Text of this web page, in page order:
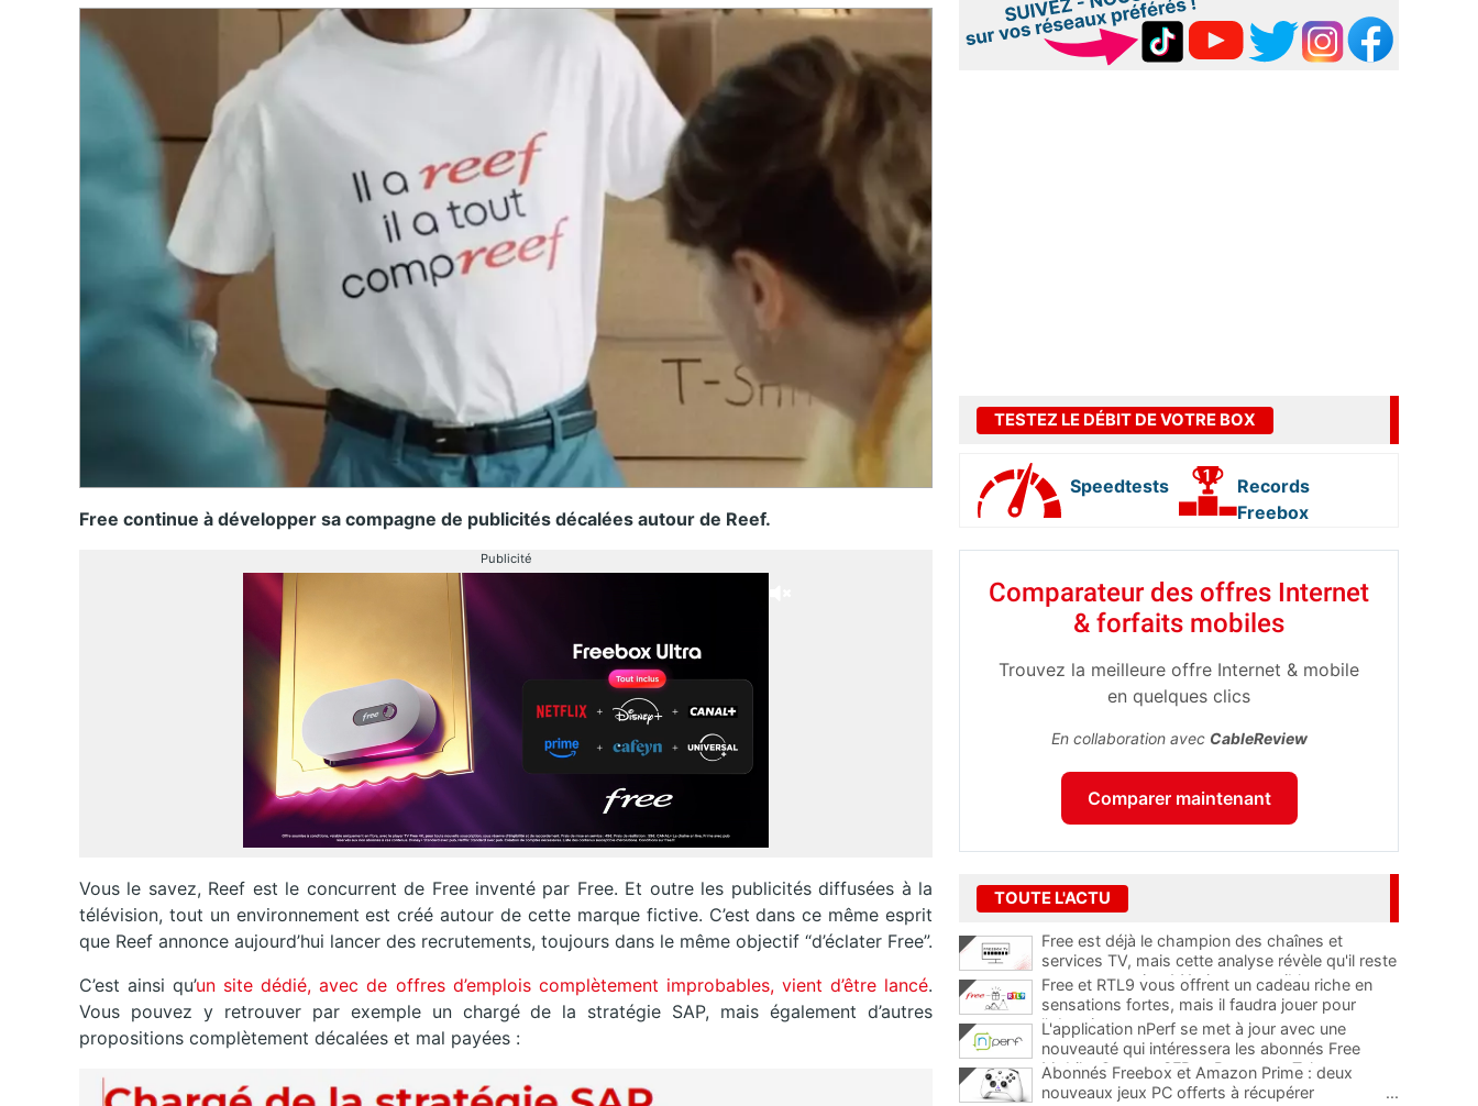
Free continue à développer sa compagne de publicités décalées autour de Reef.
Publicité
Vous le savez, Reef est le concurrent de Free inventé par Free. Et outre les publicités diffusées à la
télévision, tout un environnement est créé autour de cette marque fictive. C’est dans ce même esprit
que Reef annonce aujourd’hui lancer des recrutements, toujours dans le même objectif “d’éclater Free”.
C’est ainsi qu’un site dédié, avec de offres d’emplois complètement improbables, vient d’être lancé.
Vous pouvez y retrouver par exemple un chargé de la stratégie SAP, mais également d’autres
propositions complètement décalées et mal payées :
TESTEZ LE DÉBIT DE VOTRE BOX
Speedtests
Records
Freebox
Comparateur des offres Internet
& forfaits mobiles
Trouvez la meilleure offre Internet & mobile
en quelques clics
En collaboration avec CableReview
Comparer maintenant
TOUTE L'ACTU
Free est déjà le champion des chaînes et
services TV, mais cette analyse révèle qu'il reste
encore au moins 141 ajouts possibles
Free et RTL9 vous offrent un cadeau riche en
sensations fortes, mais il faudra jouer pour
l'obtenir
L'application nPerf se met à jour avec une
nouveauté qui intéressera les abonnés Free
Mobile, Orange, SFR et Bouygues Telecom
Abonnés Freebox et Amazon Prime : deux
nouveaux jeux PC offerts à récupérer
...